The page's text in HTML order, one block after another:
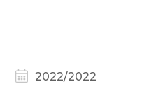
2022/2022